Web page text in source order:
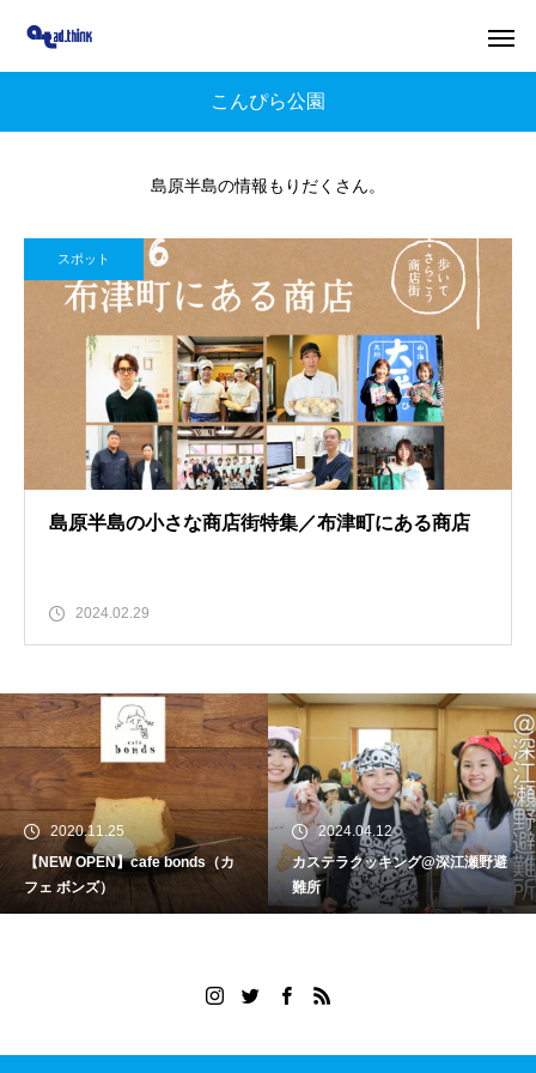
こんぴら公園
島原半島の情報もりだくさん。
スポット
島原半島の小さな商店街特集／布津町にある商店
2024.02.29
2020.11.25
【NEW OPEN】cafe bonds（カ
フェ ボンズ）
2024.04.12
カステラクッキング@深江瀬野避
難所